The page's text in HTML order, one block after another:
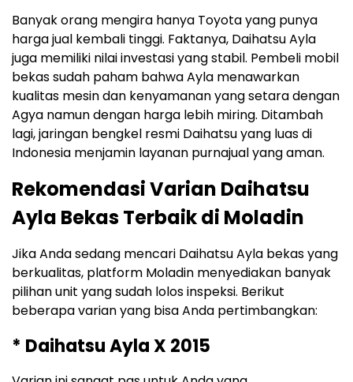
Banyak orang mengira hanya Toyota yang punya
harga jual kembali tinggi. Faktanya, Daihatsu Ayla
juga memiliki nilai investasi yang stabil. Pembeli mobil
bekas sudah paham bahwa Ayla menawarkan
kualitas mesin dan kenyamanan yang setara dengan
Agya namun dengan harga lebih miring. Ditambah
lagi, jaringan bengkel resmi Daihatsu yang luas di
Indonesia menjamin layanan purnajual yang aman.
Rekomendasi Varian Daihatsu
Ayla Bekas Terbaik di Moladin
Jika Anda sedang mencari Daihatsu Ayla bekas yang
berkualitas, platform Moladin menyediakan banyak
pilihan unit yang sudah lolos inspeksi. Berikut
beberapa varian yang bisa Anda pertimbangkan:
* Daihatsu Ayla X 2015